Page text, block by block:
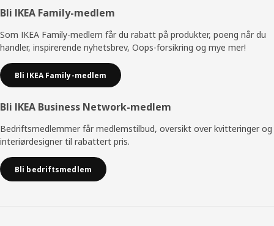
Bunntekst
Bli IKEA Family-medlem
Som IKEA Family-medlem får du rabatt på produkter, poeng når du
handler, inspirerende nyhetsbrev, Oops-forsikring og mye mer!
Bli IKEA Family-medlem
Bli IKEA Business Network-medlem
Bedriftsmedlemmer får medlemstilbud, oversikt over kvitteringer og
interiørdesigner til rabattert pris.
Bli bedriftsmedlem